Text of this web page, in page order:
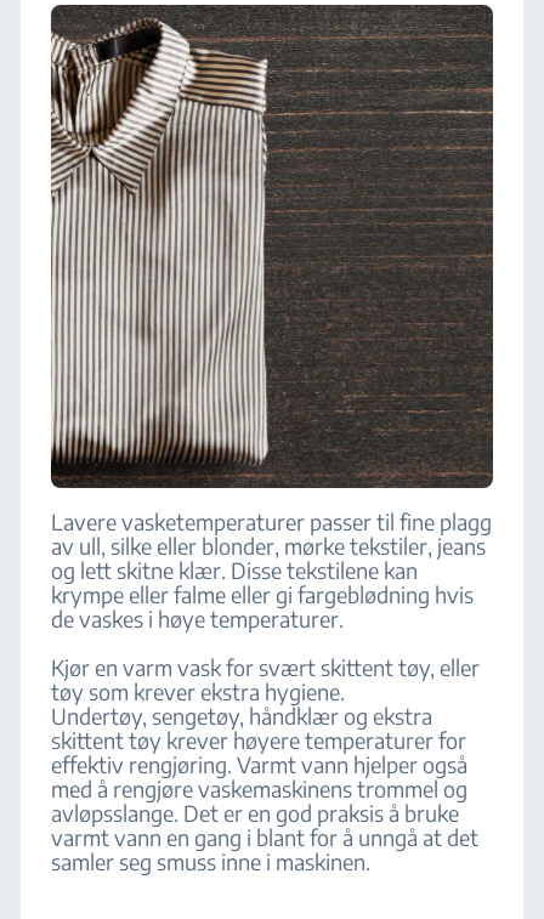
Lavere vasketemperaturer passer til fine plagg
av ull, silke eller blonder, mørke tekstiler, jeans
og lett skitne klær. Disse tekstilene kan
krympe eller falme eller gi fargeblødning hvis
de vaskes i høye temperaturer.
Kjør en varm vask for svært skittent tøy, eller
tøy som krever ekstra hygiene.
Undertøy, sengetøy, håndklær og ekstra
skittent tøy krever høyere temperaturer for
effektiv rengjøring. Varmt vann hjelper også
med å rengjøre vaskemaskinens trommel og
avløpsslange. Det er en god praksis å bruke
varmt vann en gang i blant for å unngå at det
samler seg smuss inne i maskinen.